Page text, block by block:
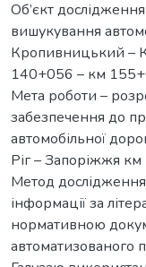
Об’єкт
вишукування
Кропивницький –
140+056 – км
Мета роботи –
забезпечення до
автомобільної
Ріг – Запоріжжя
Метод дослідження
інформації за
нормативною
автоматизованого